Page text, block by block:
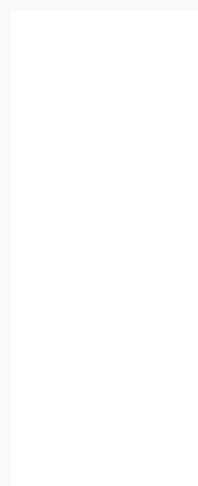
Gunakan Tiga